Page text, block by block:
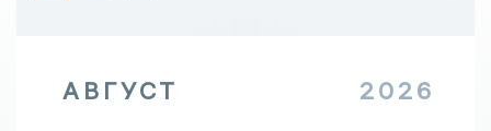
АВГУСТ 2026